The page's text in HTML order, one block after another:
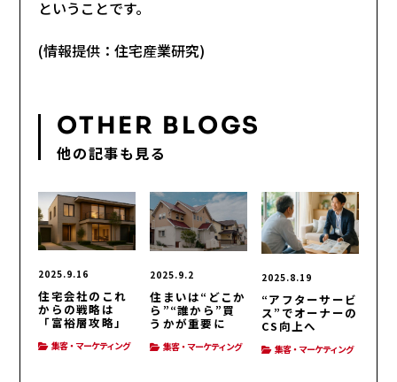
ということです。
(情報提供：住宅産業研究)
OTHER BLOGS
他の記事も見る
2025.9.16
住宅会社のこれ
からの戦略は
「富裕層攻略」
集客・マーケティング
2025.9.2
住まいは“どこか
ら”“誰から”買
うかが重要に
集客・マーケティング
2025.8.19
“アフターサービ
ス”でオーナーの
CS向上へ
集客・マーケティング